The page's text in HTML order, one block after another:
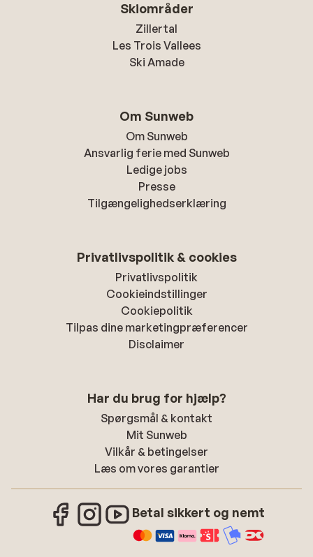
Skiområder
Zillertal
Les Trois Vallees
Ski Amade
Om Sunweb
Om Sunweb
Ansvarlig ferie med Sunweb
Ledige jobs
Presse
Tilgængelighedserklæring
Privatlivspolitik & cookies
Privatlivspolitik
Cookieindstillinger
Cookiepolitik
Tilpas dine marketingpræferencer
Disclaimer
Har du brug for hjælp?
Spørgsmål & kontakt
Mit Sunweb
Vilkår & betingelser
Læs om vores garantier
Betal sikkert og nemt